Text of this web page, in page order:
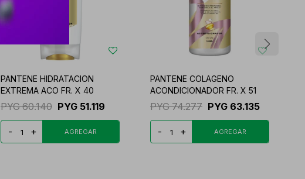
PANTENE HIDRATACION
EXTREMA ACO FR. X 40
PYG 60.140 PYG 51.119
- +
PANTENE COLAGENO
ACONDICIONADOR FR. X 51
PYG 74.277 PYG 63.135
- +